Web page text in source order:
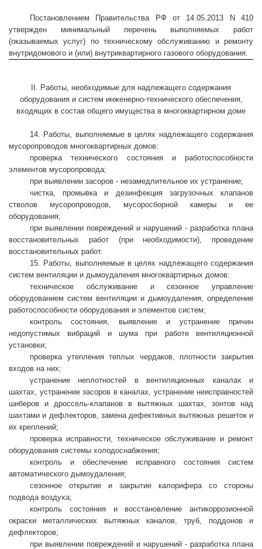
Постановлением Правительства РФ от 14.05.2013 N 410
утвержден минимальный перечень выполняемых работ
(оказываемых услуг) по техническому обслуживанию и ремонту
внутридомового и (или) внутриквартирного газового оборудования.
II. Работы, необходимые для надлежащего содержания
оборудования и систем инженерно-технического обеспечения,
входящих в состав общего имущества в многоквартирном доме
14. Работы, выполняемые в целях надлежащего содержания
мусоропроводов многоквартирных домов:
проверка технического состояния и работоспособности
элементов мусоропровода;
при выявлении засоров - незамедлительное их устранение;
чистка, промывка и дезинфекция загрузочных клапанов
стволов мусоропроводов, мусоросборной камеры и ее
оборудования;
при выявлении повреждений и нарушений - разработка плана
восстановительных работ (при необходимости), проведение
восстановительных работ.
15. Работы, выполняемые в целях надлежащего содержания
систем вентиляции и дымоудаления многоквартирных домов:
техническое обслуживание и сезонное управление
оборудованием систем вентиляции и дымоудаления, определение
работоспособности оборудования и элементов систем;
контроль состояния, выявление и устранение причин
недопустимых вибраций и шума при работе вентиляционной
установки;
проверка утепления теплых чердаков, плотности закрытия
входов на них;
устранение неплотностей в вентиляционных каналах и
шахтах, устранение засоров в каналах, устранение неисправностей
шиберов и дроссель-клапанов в вытяжных шахтах, зонтов над
шахтами и дефлекторов, замена дефективных вытяжных решеток и
их креплений;
проверка исправности, техническое обслуживание и ремонт
оборудования системы холодоснабжения;
контроль и обеспечение исправного состояния систем
автоматического дымоудаления;
сезонное открытие и закрытие калорифера со стороны
подвода воздуха;
контроль состояния и восстановление антикоррозионной
окраски металлических вытяжных каналов, труб, поддонов и
дефлекторов;
при выявлении повреждений и нарушений - разработка плана